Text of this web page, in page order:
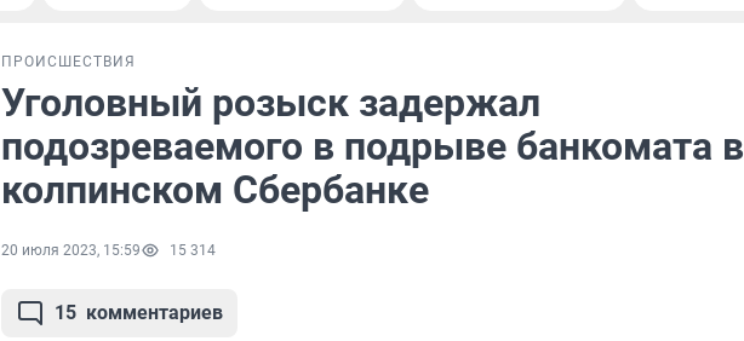
ПРОИСШЕСТВИЯ
Уголовный розыск задержал
подозреваемого в подрыве банкомата в
колпинском Сбербанке
20 июля 2023, 15:59 15 314
15 комментариев